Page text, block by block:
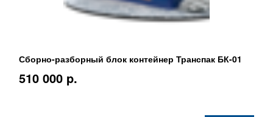
Сборно-разборный блок контейнер Транспак БК-01
510 000 p.